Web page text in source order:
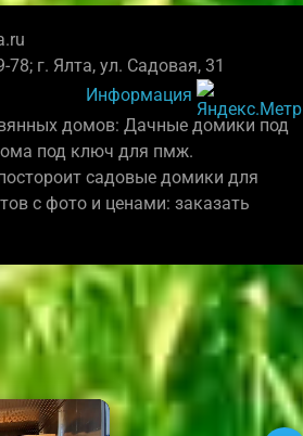
78; г. Ялта, ул. Садовая, 31
Информация
домов: Дачные домики под
под ключ для пмж.
садовые домики для
с фото и ценами: заказать